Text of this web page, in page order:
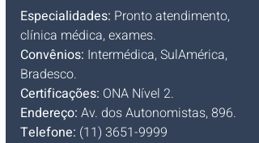
Especialidades: Pronto atendimento,
clínica médica, exames.
Convênios: Intermédica, SulAmérica,
Bradesco.
Certificações: ONA Nível 2.
Endereço: Av. dos Autonomistas, 896.
Telefone: (11) 3651-9999